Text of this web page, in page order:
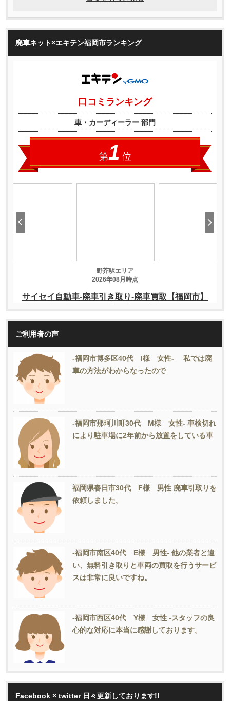
廃車ネット×エキテン福岡市ランキング
ご利用者の声
-福岡市博多区40代 I様 女性- 私では廃
車の方法がわからなったので
-福岡市那珂川町30代 M様 女性- 車検切れ
により駐車場に2年前から放置をしている車
福岡県春日市30代 F様 男性 廃車引取りを
依頼しました。
-福岡市南区40代 E様 男性- 他の業者と違
い、無料引き取りと車両の買取を行うサービ
スは非常に良いですね。
-福岡市西区40代 Y様 女性 -スタッフの良
心的な対応に本当に感謝しております。
Facebook × twitter 日々更新しております!!